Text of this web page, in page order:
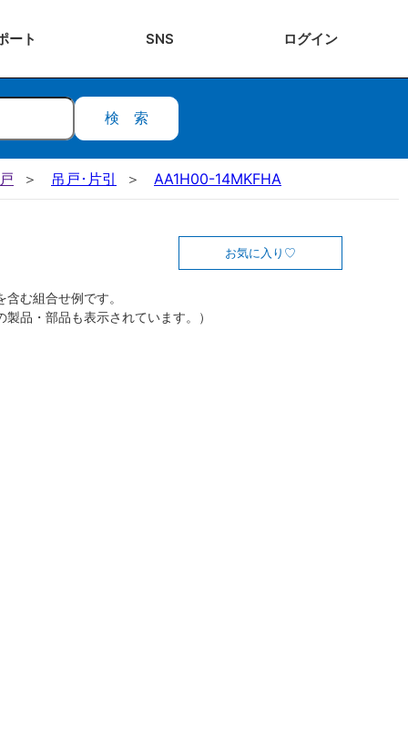
ート SNS ログイン
検索
吊戸･片引 AA1H00-14MKFHA
お気に入り
む組合せ例です。
製品・部品も表示されています。）